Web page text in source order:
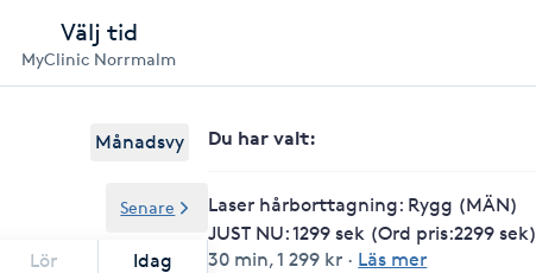
Välj tid
MyClinic Norrmalm
Månadsvy
Lör Idag
Senare
Du har valt:
Laser hårborttagning: Rygg (MÄN)
JUST NU: 1299 sek (Ord pris:2299 sek)
30 min,1 299 kr · Läs mer